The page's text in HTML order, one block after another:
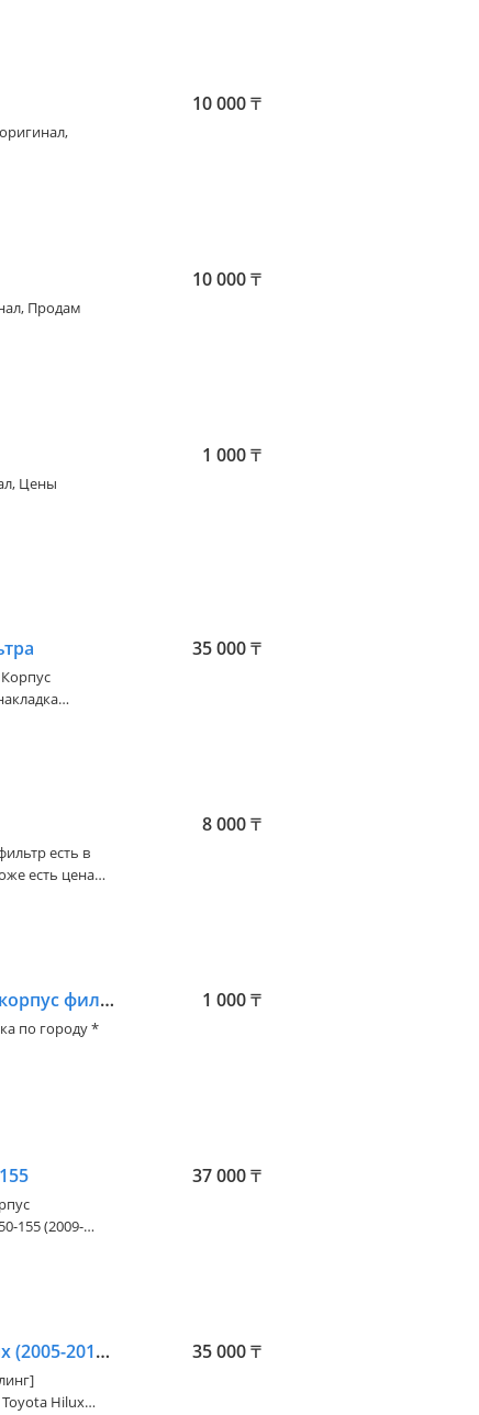
10 000₸
10 000₸
Продам
1 000₸
Цены
35 000₸
8 000₸
есть в
есть цена
Расходомер воздуха ДМРВ (волюметр) корпус фильтра 1 000₸
по городу *
37 000₸
155 (2009-
Корпус Воздушного фильтра Toyota Hilux (2005-2014), Тойота Хайлюкс Пикап 35 000₸
Hilux